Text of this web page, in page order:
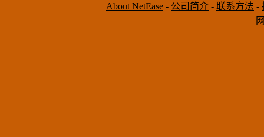
About NetEase - 公司简介 - 联系方法 -